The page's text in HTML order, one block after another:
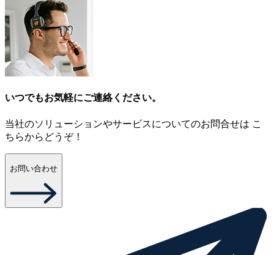
いつでもお気軽にご連絡ください。
当社のソリューションやサービスについてのお問合せは こ
ちらからどうぞ！
お問い合わせ